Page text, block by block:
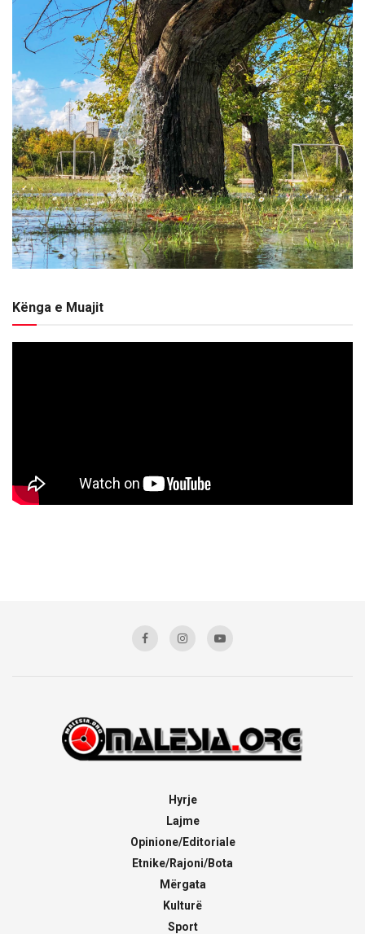
Kënga e Muajit
Hyrje
Lajme
Opinione/Editoriale
Etnike/Rajoni/Bota
Mërgata
Kulturë
Sport